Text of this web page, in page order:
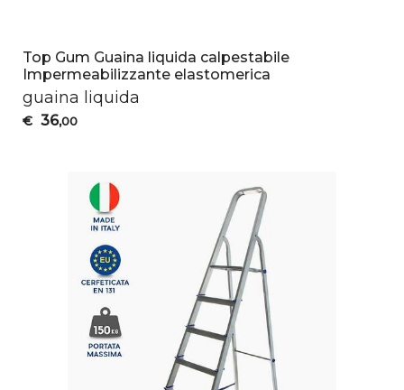
Top Gum Guaina liquida calpestabile
Impermeabilizzante elastomerica
guaina liquida
€ 36,00